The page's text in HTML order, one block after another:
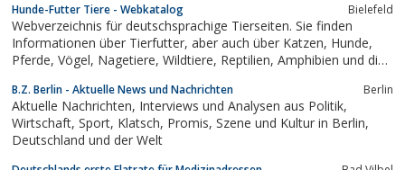
Sheik, Sahl Hasheesh, Immobilien in Ägypten.
Hunde-Futter Tiere - Webkatalog Bielefeld
Webverzeichnis für deutschsprachige Tierseiten. Sie finden
Informationen über Tierfutter, aber auch über Katzen, Hunde,
Pferde, Vögel, Nagetiere, Wildtiere, Reptilien, Amphibien und die
themenrelevanten Backlink aus unserem Verzeichnis. Wenn Sie
Ihre Seite...
B.Z. Berlin - Aktuelle News und Nachrichten Berlin
Aktuelle Nachrichten, Interviews und Analysen aus Politik,
Wirtschaft, Sport, Klatsch, Promis, Szene und Kultur in Berlin,
Deutschland und der Welt